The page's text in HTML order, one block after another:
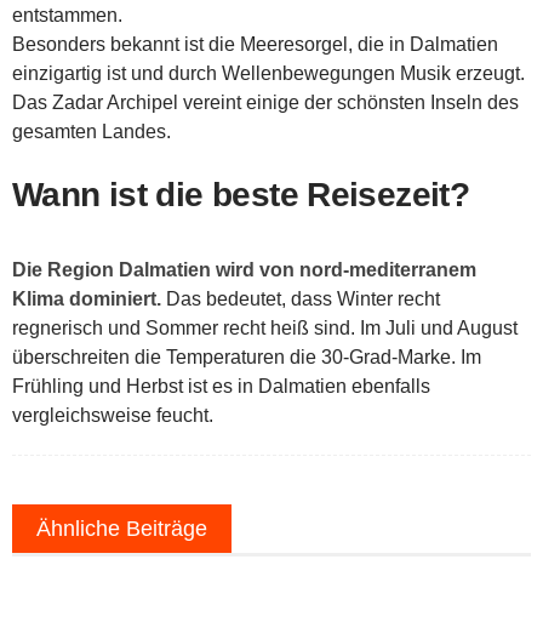
entstammen.
Besonders bekannt ist die Meeresorgel, die in Dalmatien
einzigartig ist und durch Wellenbewegungen Musik erzeugt.
Das Zadar Archipel vereint einige der schönsten Inseln des
gesamten Landes.
Wann ist die beste Reisezeit?
Die Region Dalmatien wird von nord-mediterranem
Klima dominiert. Das bedeutet, dass Winter recht
regnerisch und Sommer recht heiß sind. Im Juli und August
überschreiten die Temperaturen die 30-Grad-Marke. Im
Frühling und Herbst ist es in Dalmatien ebenfalls
vergleichsweise feucht.
Ähnliche Beiträge